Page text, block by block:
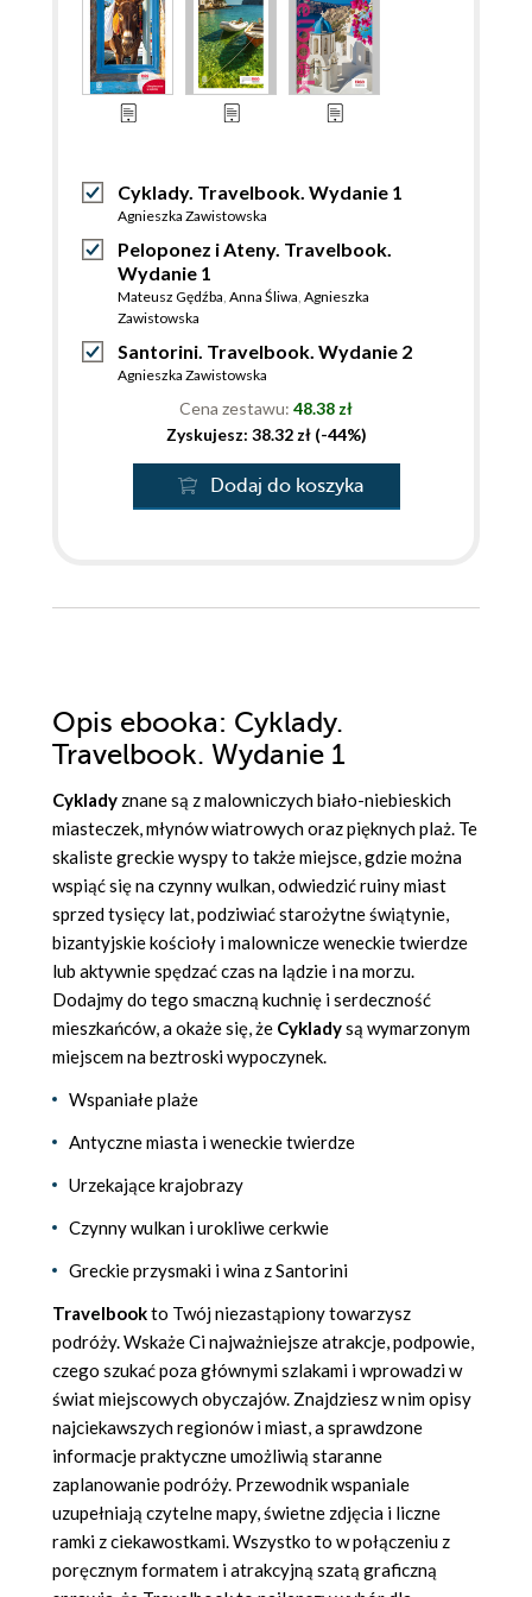
Cyklady. Travelbook. Wydanie 1
Agnieszka Zawistowska
Peloponez i Ateny. Travelbook.
Wydanie 1
Mateusz Gędźba, Anna Śliwa, Agnieszka
Zawistowska
Santorini. Travelbook. Wydanie 2
Agnieszka Zawistowska
Cena zestawu: 48.38 zł
Zyskujesz: 38.32 zł (-44%)
Dodaj do koszyka
Opis ebooka: Cyklady.
Travelbook. Wydanie 1
Cyklady znane są z malowniczych biało-niebieskich
miasteczek, młynów wiatrowych oraz pięknych plaż. Te
skaliste greckie wyspy to także miejsce, gdzie można
wspiąć się na czynny wulkan, odwiedzić ruiny miast
sprzed tysięcy lat, podziwiać starożytne świątynie,
bizantyjskie kościoły i malownicze weneckie twierdze
lub aktywnie spędzać czas na lądzie i na morzu.
Dodajmy do tego smaczną kuchnię i serdeczność
mieszkańców, a okaże się, że Cykladysą wymarzonym
miejscem na beztroski wypoczynek.
Wspaniałe plaże
Antyczne miasta i weneckie twierdze
Urzekające krajobrazy
Czynny wulkan i urokliwe cerkwie
Greckie przysmaki i wina z Santorini
Travelbookto Twój niezastąpiony towarzysz
podróży. Wskaże Ci najważniejsze atrakcje, podpowie,
czego szukać poza głównymi szlakami i wprowadzi w
świat miejscowych obyczajów. Znajdziesz w nim opisy
najciekawszych regionów i miast, a sprawdzone
informacje praktyczne umożliwią staranne
zaplanowanie podróży. Przewodnik wspaniale
uzupełniają czytelne mapy, świetne zdjęcia i liczne
ramki z ciekawostkami. Wszystko to w połączeniu z
poręcznym formatem i atrakcyjną szatą graficzną